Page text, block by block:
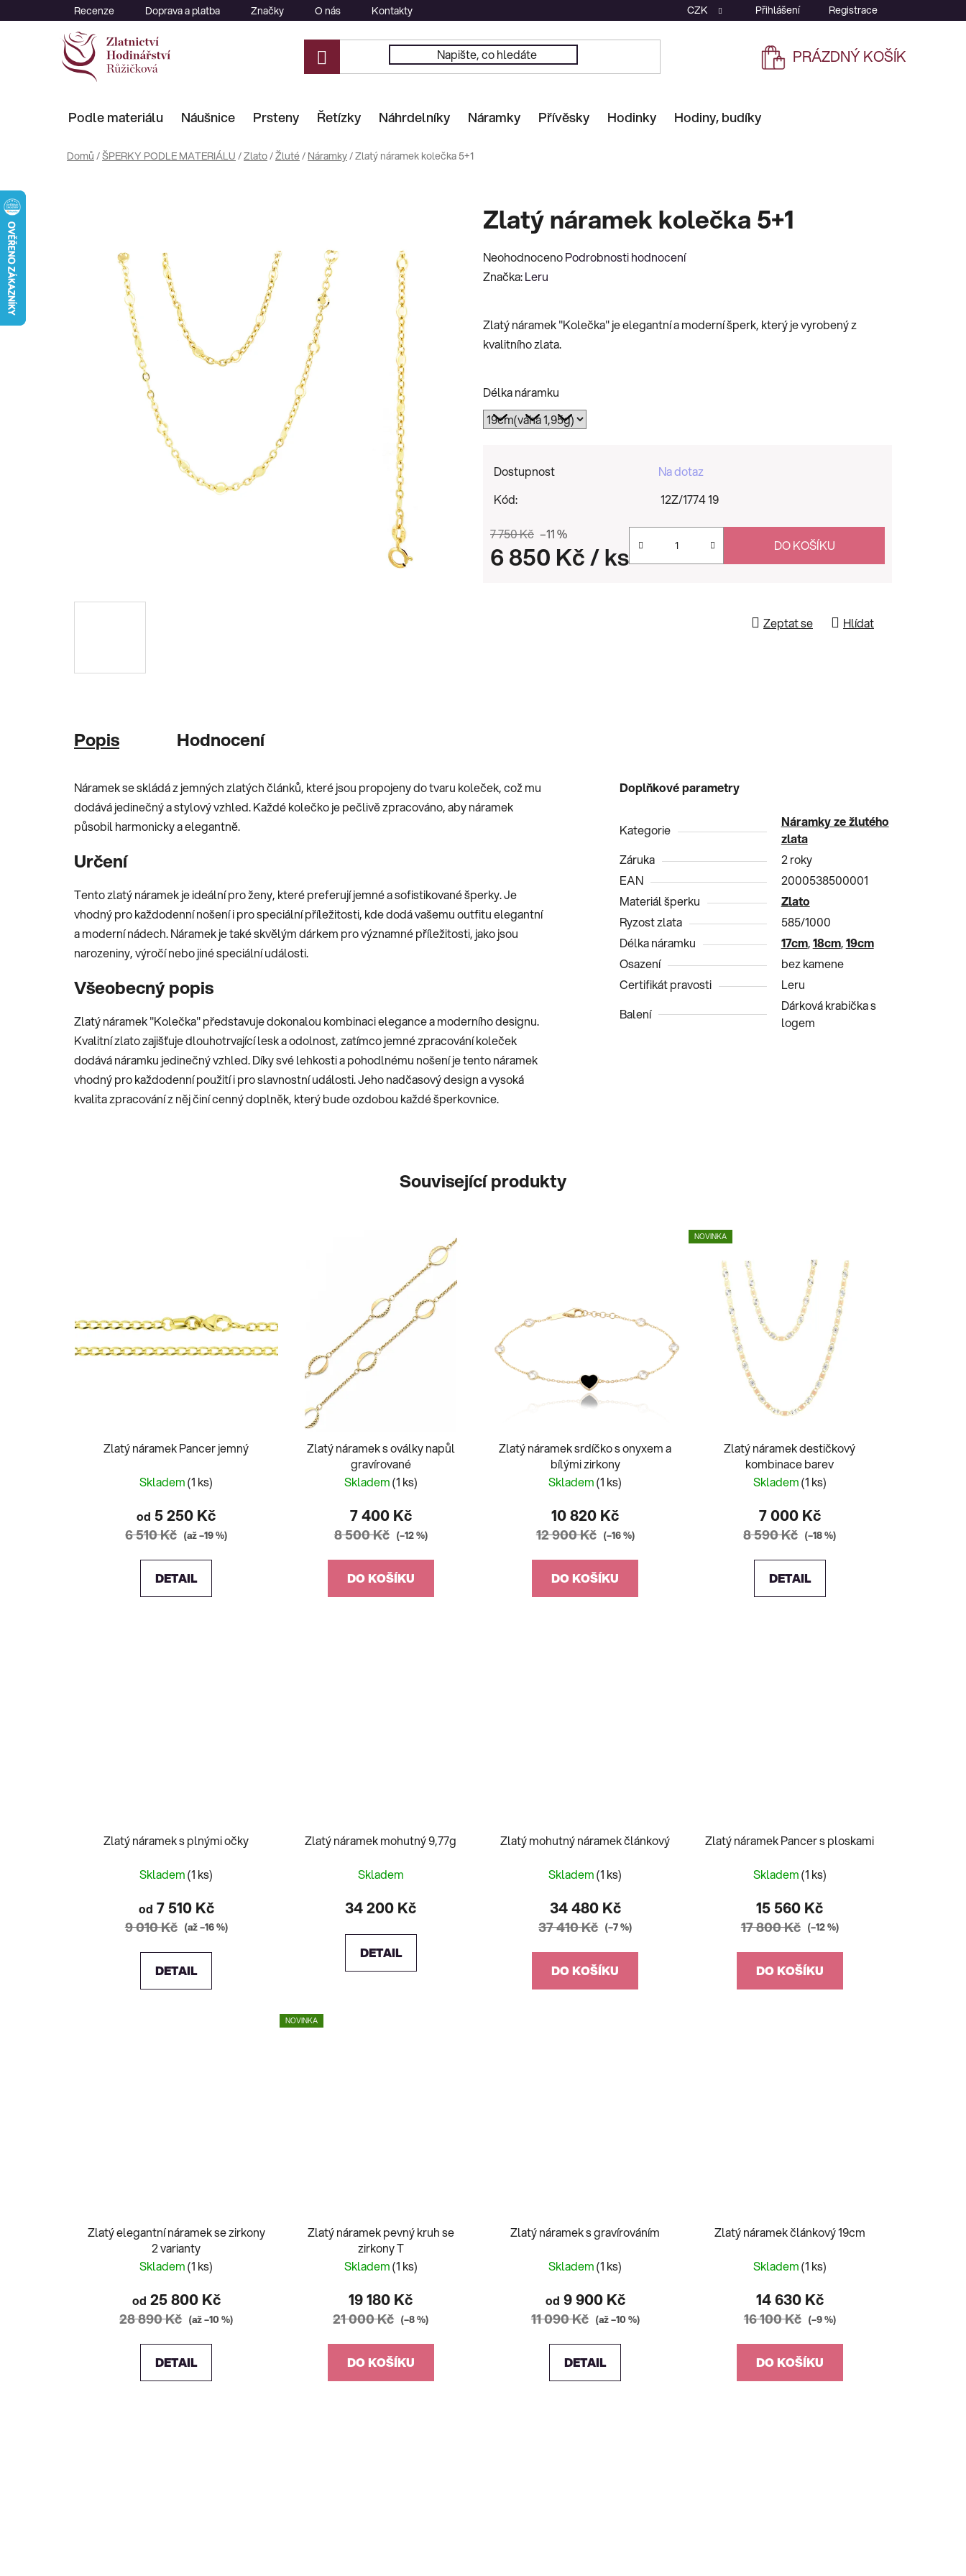
na
Recenze Doprava a platba Značky O nás Kontakty CZK Přihlášení Registrace
NÁKUPNÍ
PRÁZDNÝ KOŠÍK
Podle materiálu Náušnice Prsteny Řetízky Náhrdelníky Náramky Přívěsky Hodinky Hodiny, budíky
Domů /ŠPERKY PODLE MATERIÁLU /Zlato/Žluté/ Náramky/Zlatý náramek kolečka 5+1
Zlatý náramek kolečka 5+1
Průměrné
hodnocení
0,0
z
hvězdiček.
NeohodnocenoPodrobnosti hodnocení
Značka:Leru
Zlatý náramek "Kolečka" je elegantní a moderní šperk, který je vyrobený z
kvalitního zlata.
Délka náramku
Dostupnost
Na dotaz
Kód:
12Z/1774 19
7 750 Kč –11 %
6 850 Kč/ ks DO KOŠÍKU
Zeptat se Hlídat
Popis Hodnocení
Náramek se skládá z jemných zlatých článků, které jsou propojeny do tvaru koleček, což mu
dodává jedinečný a stylový vzhled. Každé kolečko je pečlivě zpracováno, aby náramek
působil harmonicky a elegantně.
Určení
Tento zlatý náramek je ideální pro ženy, které preferují jemné a sofistikované šperky. Je
vhodný pro každodenní nošení i pro speciální příležitosti, kde dodá vašemu outfitu elegantní
a moderní nádech. Náramek je také skvělým dárkem pro významné příležitosti, jako jsou
narozeniny, výročí nebo jiné speciální události.
Všeobecný popis
Zlatý náramek "Kolečka" představuje dokonalou kombinaci elegance a moderního designu.
Kvalitní zlato zajišťuje dlouhotrvající lesk a odolnost, zatímco jemné zpracování koleček
dodává náramku jedinečný vzhled. Díky své lehkosti a pohodlnému nošení je tento náramek
vhodný pro každodenní použití i pro slavnostní události. Jeho nadčasový design a vysoká
kvalita zpracování z něj činí cenný doplněk, který bude ozdobou každé šperkovnice.
Doplňkové parametry
Kategorie
Náramky ze žlutého
zlata
Záruka
2 roky
EAN
2000538500001
Materiál šperku
Zlato
Ryzost zlata
585/1000
Délka náramku
17cm,18cm,19cm
Osazení
bez kamene
Certifikát pravosti
Leru
Balení
Dárková krabička s
logem
Související produkty
Zlatý náramek Pancer jemný
Skladem(1 ks)
od 5 250 Kč
6 510 Kč (až –19 %)
DETAIL
Zlatý náramek s oválky napůl
gravírované
Skladem(1 ks)
7 400 Kč
8 500 Kč (–12 %)
DO KOŠÍKU
Zlatý náramek srdíčko s onyxem a
bílými zirkony
Skladem(1 ks)
10 820 Kč
12 900 Kč (–16 %)
DO KOŠÍKU
NOVINKA
Zlatý náramek destičkový
kombinace barev
Skladem(1 ks)
7 000 Kč
8 590 Kč (–18 %)
DETAIL
Zlatý náramek s plnými očky
Skladem(1 ks)
od 7 510 Kč
9 010 Kč (až –16 %)
DETAIL
Zlatý náramek mohutný 9,77g
Skladem
34 200 Kč
DETAIL
Zlatý mohutný náramek článkový
Skladem(1 ks)
34 480 Kč
37 410 Kč (–7 %)
DO KOŠÍKU
Zlatý náramek Pancer s ploskami
Skladem(1 ks)
15 560 Kč
17 800 Kč (–12 %)
DO KOŠÍKU
Zlatý elegantní náramek se zirkony
2 varianty
Skladem(1 ks)
od 25 800 Kč
28 890 Kč (až –10 %)
DETAIL
NOVINKA
Zlatý náramek pevný kruh se
zirkony T
Skladem(1 ks)
19 180 Kč
21 000 Kč (–8 %)
DO KOŠÍKU
Zlatý náramek s gravírováním
Skladem(1 ks)
od 9 900 Kč
11 090 Kč (až –10 %)
DETAIL
Zlatý náramek článkový 19cm
Skladem(1 ks)
14 630 Kč
16 100 Kč (–9 %)
DO KOŠÍKU